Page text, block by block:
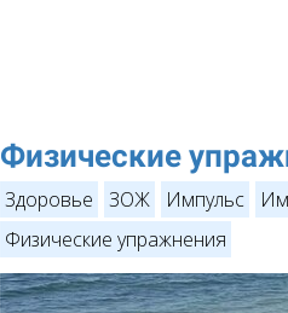
Физические
Здоровье ЗОЖ Импульс
Физические упражнения